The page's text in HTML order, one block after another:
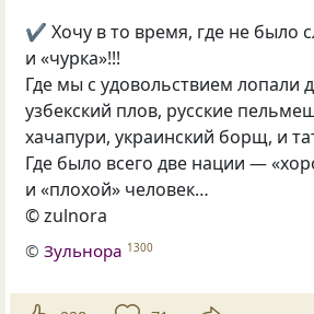
✔ Хочу в то время, где не было
и «чурка»!!!
Где мы с удовольствием лопали
узбекский плов, русские
хачапури, украинский борщ, и
Где было всего две нации —
и «плохой» человек…
© zulnora
©Зульнора 1300